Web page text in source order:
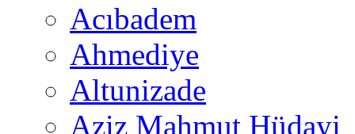
Acıbadem
Ahmediye
Altunizade
Aziz Mahmut Hüdayi